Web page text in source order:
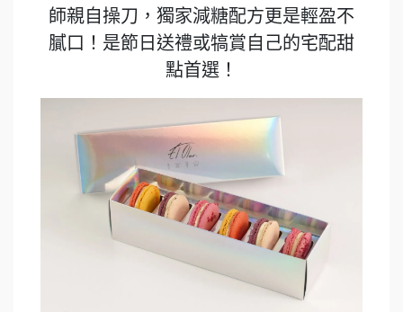
師親自操刀，獨家減糖配方更是輕盈不
膩口！是節日送禮或犒賞自己的宅配甜
點首選！